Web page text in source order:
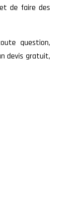
de faire des
question,
devis gratuit,